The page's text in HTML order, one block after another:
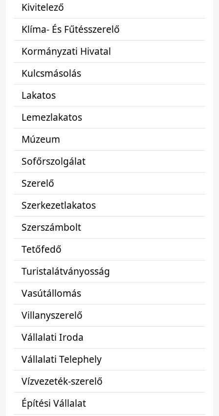
Kivitelező
Klíma- És Fűtésszerelő
Kormányzati Hivatal
Kulcsmásolás
Lakatos
Lemezlakatos
Múzeum
Sofőrszolgálat
Szerelő
Szerkezetlakatos
Szerszámbolt
Tetőfedő
Turistalátványosság
Vasútállomás
Villanyszerelő
Vállalati Iroda
Vállalati Telephely
Vízvezeték-szerelő
Építési Vállalat